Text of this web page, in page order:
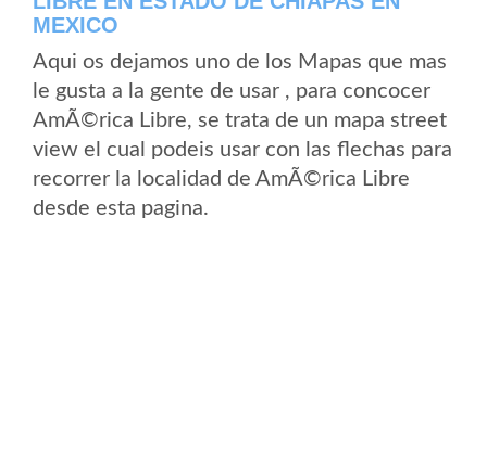
MEXICO
Aqui os dejamos uno de los Mapas que mas
le gusta a la gente de usar , para concocer
AmÃ©rica Libre, se trata de un mapa street
view el cual podeis usar con las flechas para
recorrer la localidad de AmÃ©rica Libre
desde esta pagina.